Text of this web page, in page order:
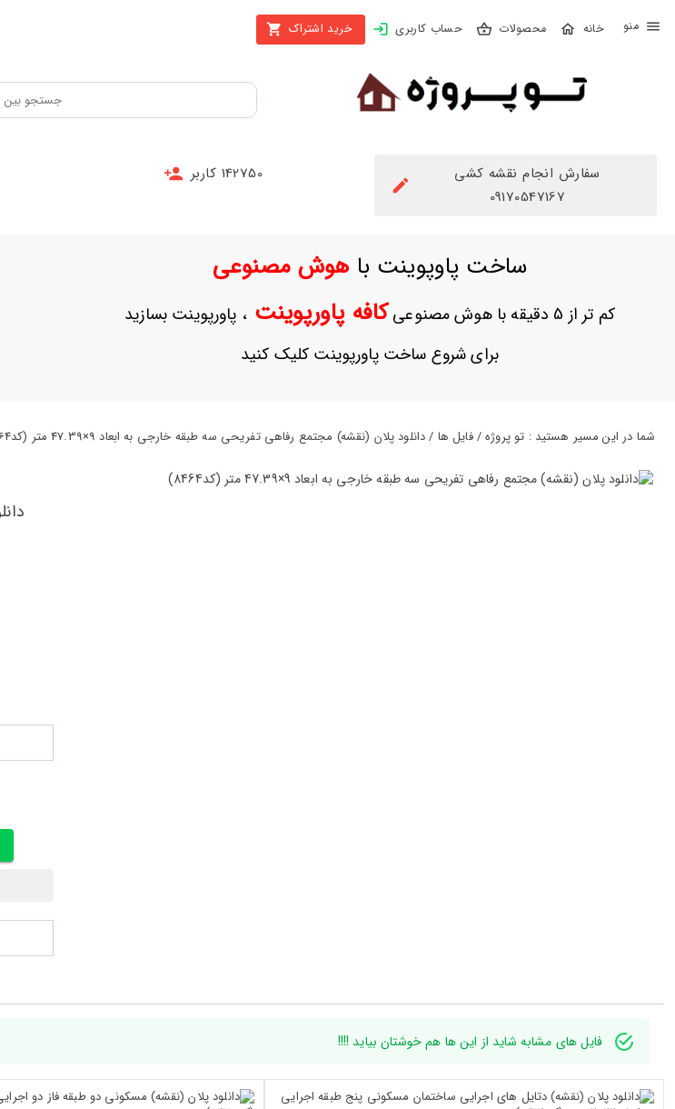
محصولات حساب کاربری خرید اشتراک
بستن
محصولات
حساب
سفارش انجام نقشه کشی
09170547167
142750 کاربر
ساخت پاوپوینت باهوش مصنوعی
کم تر از 5 دقیقه با هوش مصنوعی کافه پاورپوینت، پاورپوینت بسازید
برای شروع ساخت پاورپوینت کلیک کنید
شما در این مسیر هستید : تو پروژه / فایل ها / دانلود پلان (نقشه) مجتمع رفاهی تفریحی سه طبقه خارجی به ابعاد 9×47.39 متر (کد8464)
فایل های مشابه شاید از این ها هم خوشتان بیاید !!!!